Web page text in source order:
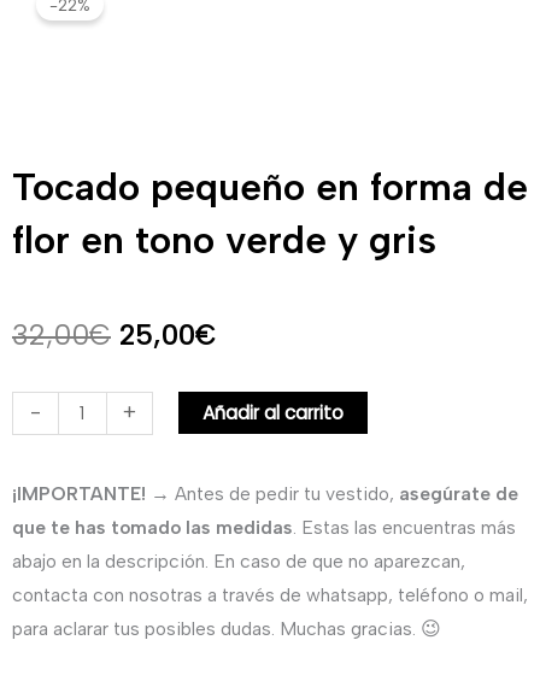
-22%
Tocado pequeño en forma de
flor en tono verde y gris
32,00€ El
precio
original
era:
32,00€.
25,00€
precio
actual
es:
25,00€.
-
Tocado
pequeño
forma
de
flor
en
tono
+ Añadir al carrito
¡IMPORTANTE! → Antes de pedir tu vestido, asegúrate de
que te has tomado las medidas. Estas las encuentras más
abajo en la descripción. En caso de que no aparezcan,
contacta con nosotras a través de whatsapp, teléfono o mail,
para aclarar tus posibles dudas. Muchas gracias. 😉